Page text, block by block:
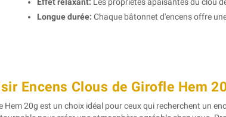
Longue durée: Chaque bâtonnet d'encens offre
Encens Clous de Girofle Hem
Hem 20g est un choix idéal pour ceux qui recherchent un